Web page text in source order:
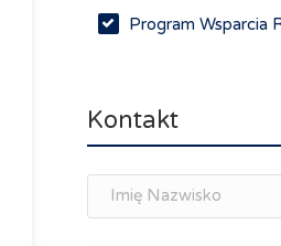
Program Wsparcia
Spotkania branżowe
osobisty
Kontakt